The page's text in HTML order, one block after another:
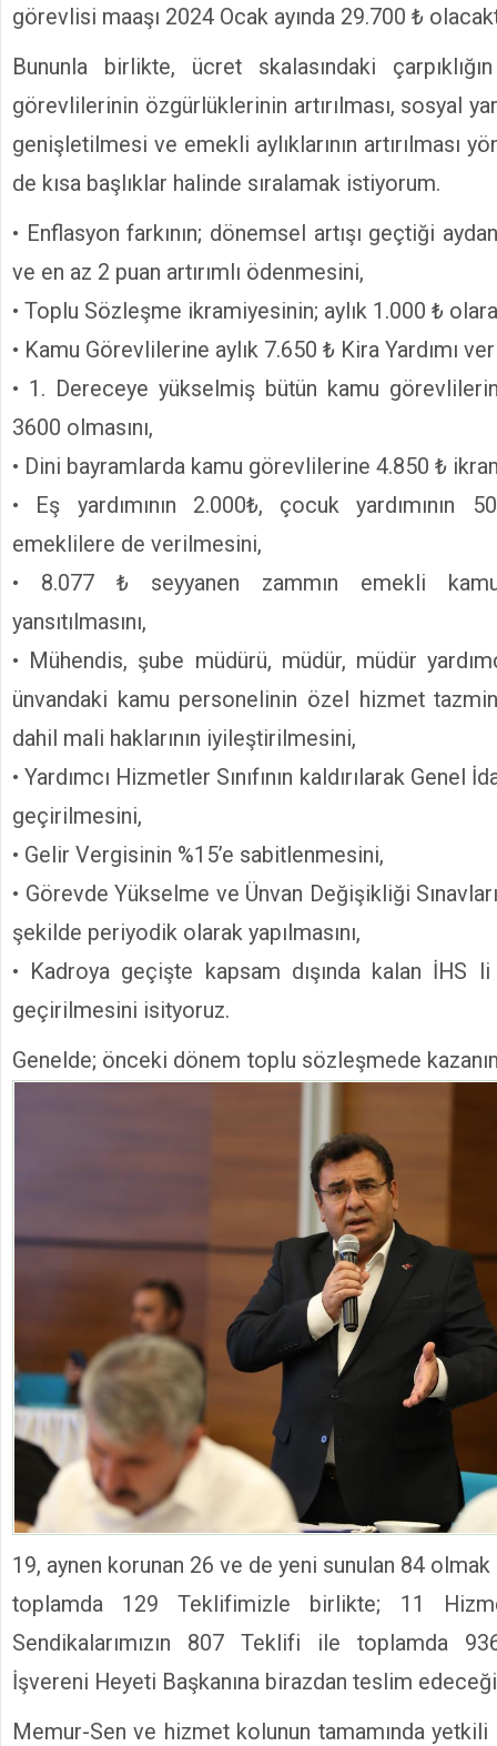
görevlisi maaşı 2024 Ocak ayında 29.700 ₺
Bununla birlikte, ücret skalasındaki
görevlilerinin özgürlüklerinin artırılması, sosyal
genişletilmesi ve emekli aylıklarının artırılması
de kısa başlıklar halinde sıralamak istiyorum.
• Enflasyon farkının; dönemsel artışı geçtiği
ve en az 2 puan artırımlı ödenmesini,
• Toplu Sözleşme ikramiyesinin; aylık 1.000 ₺
• Kamu Görevlilerine aylık 7.650 ₺ Kira Yardımı
• 1. Dereceye yükselmiş bütün kamu
3600 olmasını,
• Dini bayramlarda kamu görevlilerine 4.850 ₺
• Eş yardımının 2.000₺, çocuk yardımının
emeklilere de verilmesini,
• 8.077 ₺ seyyanen zammın emekli
yansıtılmasını,
• Mühendis, şube müdürü, müdür, müdür
ünvandaki kamu personelinin özel hizmet
dahil mali haklarının iyileştirilmesini,
• Yardımcı Hizmetler Sınıfının kaldırılarak Genel
geçirilmesini,
• Gelir Vergisinin %15’e sabitlenmesini,
• Görevde Yükselme ve Ünvan Değişikliği
şekilde periyodik olarak yapılmasını,
• Kadroya geçişte kapsam dışında kalan İHS
geçirilmesini isityoruz.
Genelde; önceki dönem toplu sözleşmede
19, aynen korunan 26 ve de yeni sunulan 84 olmak
toplamda 129 Teklifimizle birlikte; 11
Sendikalarımızın 807 Teklifi ile toplamda
İşvereni Heyeti Başkanına birazdan teslim
Memur-Sen ve hizmet kolunun tamamında yetkili